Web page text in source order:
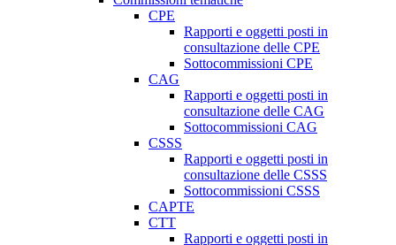
CPE
Rapporti e oggetti posti in
consultazione delle CPE
Sottocommissioni CPE
CAG
Rapporti e oggetti posti in
consultazione delle CAG
Sottocommissioni CAG
CSSS
Rapporti e oggetti posti in
consultazione delle CSSS
Sottocommissioni CSSS
CAPTE
CTT
Rapporti e oggetti posti in